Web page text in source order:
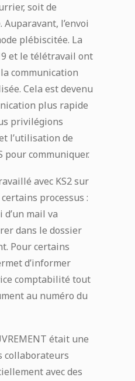
soit de
Auparavant, l’envoi
plébiscitée. La
et le télétravail ont
communication
Cela est devenu
plus rapide
privilégions
l’utilisation de
pour communiquer.
avec KS2 sur
processus :
d’un mail va
dans le dossier
Pour certains
d’informer
comptabilité tout
au numéro du
était une
collaborateurs
avec des